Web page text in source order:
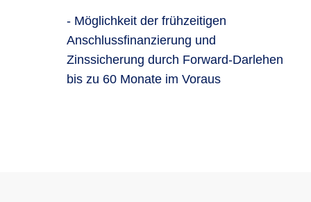
- Möglichkeit der frühzeitigen
Anschlussfinanzierung und
Zinssicherung durch Forward-Darlehen
bis zu 60 Monate im Voraus